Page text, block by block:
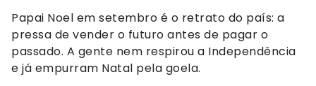
Papai Noel em setembro é o retrato do país: a
pressa de vender o futuro antes de pagar o
passado. A gente nem respirou a Independência
e já empurram Natal pela goela.